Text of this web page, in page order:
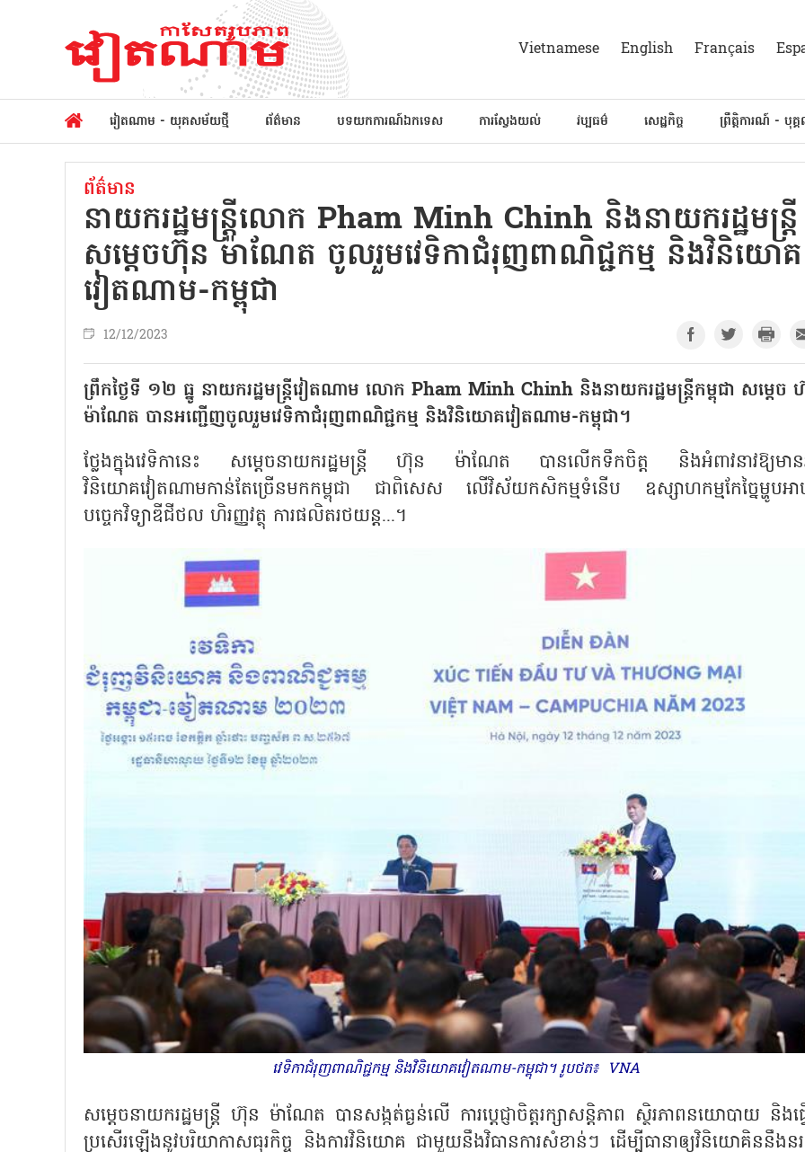
Vietnamese English Français
វៀតណាម - យុគសម័យថ្មី ព័ត៌មាន បទយកការណ៍ឯកទេស ការស្វែងយល់ វប្បធម៌ សេដ្ឋកិច្ច ព្រឹត្តិការណ៍ - បុគ្
ព័ត៌មាន
នាយករដ្ឋមន្ត្រីលោក Pham Minh Chinh និងនាយករដ្ឋមន្ត្រី
សម្តេចហ៊ុន ម៉ាណែត ចូលរួមវេទិកាជំរុញពាណិជ្ជកម្ម និងវិនិយោគ
វៀតណាម-កម្ពុជា
12/12/2023
ព្រឹកថ្ងៃទី ១២ ធ្នូ នាយករដ្ឋមន្ត្រីវៀតណាម លោក Pham Minh Chinh និងនាយករដ្ឋមន្ត្រីកម្ពុជា សម្តេច
ម៉ាណែត បានអញ្ជើញចូលរួមវេទិកាជំរុញពាណិជ្ជកម្ម និងវិនិយោគវៀតណាម-កម្ពុជា។
ថ្លែងក្នុងវេទិកានេះ សម្តេចនាយករដ្ឋមន្រ្តី ហ៊ុន ម៉ាណែត បានលើកទឹកចិត្ត និងអំពាវនាវឱ្យមាន
វិនិយោគវៀតណាមកាន់តែច្រើនមកកម្ពុជា ជាពិសេស លើវិស័យកសិកម្មទំនើប ឧស្សាហកម្មកែច្នៃម្ហូបអា
បច្ចេកវិទ្យាឌីជីថល ហិរញ្ញវត្ថុ ការផលិតរថយន្ត...។
វេទិកាជំរុញពាណិជ្ជកម្ម និងវិនិយោគវៀតណាម-កម្ពុជា។ រូបថត៖ VNA
សម្តេចនាយករដ្ឋមន្ត្រី ហ៊ុន ម៉ាណែត បានសង្កត់ធ្ងន់លើ ការប្តេជ្ញាចិត្តរក្សាសន្តិភាព ស្ថិរភាពនយោបាយ និងធ្វ
ប្រសើរឡើងនូវបរិយាកាសធុរកិច្ច និងការវិនិយោគ ជាមួយនឹងវិធានការសំខាន់ៗ ដើម្បីធានាឲ្យវិនិយោគិននឹងនរ